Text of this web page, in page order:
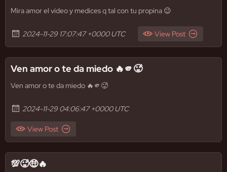
Mira amor el vídeo y medices q tal con tu propina 😉
2024-11-29 17:07:47 +0000 UTC View Post
Ven amor o te da miedo 🔥🫵🥵
Ven amor o te da miedo 🔥🫵🥵
2024-11-29 04:06:47 +0000 UTC
View Post
💯🥵🤑🔥